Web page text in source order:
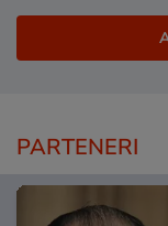
PARTENERI